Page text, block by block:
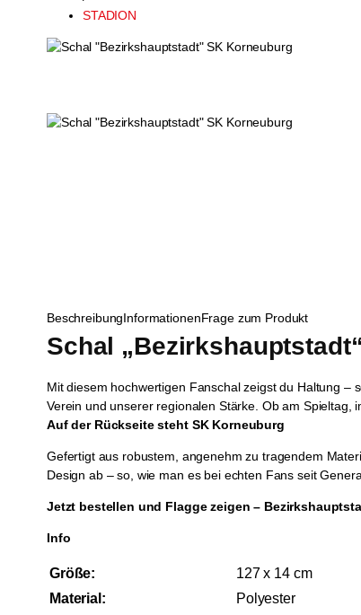
STADION
BeschreibungInformationenFrage zum Produkt
Schal „Bezirkshauptstadt“
Mit diesem hochwertigen Fanschal zeigst du Haltung –
Verein und unserer regionalen Stärke. Ob am Spieltag,
Auf der Rückseite steht SK Korneuburg
Gefertigt aus robustem, angenehm zu tragendem
Design ab – so, wie man es bei echten Fans seit
Jetzt bestellen und Flagge zeigen –
Info
Größe:
127 x 14 cm
Material:
Polyester